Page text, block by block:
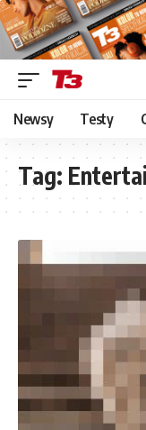
Newsy Testy
Tag: